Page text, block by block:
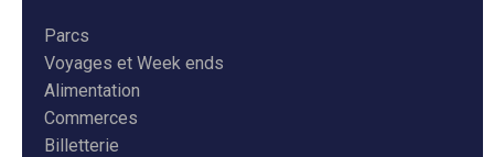
Parcs
Voyages et Week ends
Alimentation
Commerces
Billetterie